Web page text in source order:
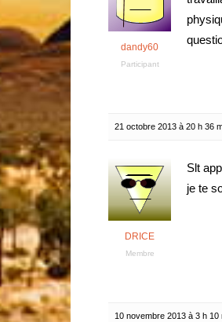
dandy60
Participant
21 octobre 2013 à 20 h 36
DRICE
Membre
Slt
je te
10 novembre 2013 à 3 h 10